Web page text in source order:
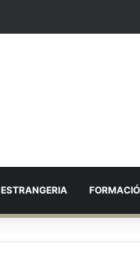
ESTRANGERIA FORMACIÓ